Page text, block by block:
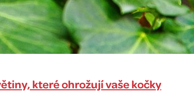
které ohrožují vaše kočky